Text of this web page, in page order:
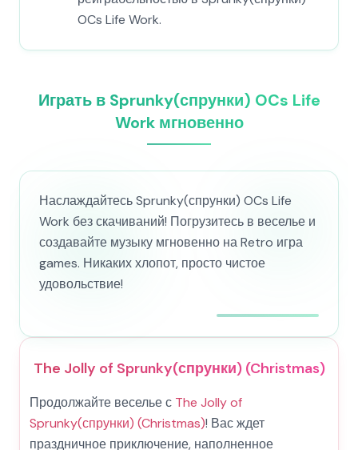
OCs Life Work.
Играть в Sprunky(спрунки) OCs Life
Work мгновенно
Наслаждайтесь Sprunky(спрунки) OCs Life
Work без скачиваний! Погрузитесь в веселье и
создавайте музыку мгновенно на Retro игра
games. Никаких хлопот, просто чистое
удовольствие!
The Jolly of Sprunky(спрунки) (Christmas)
Продолжайте веселье с The Jolly of
Sprunky(спрунки) (Christmas)! Вас ждет
праздничное приключение, наполненное